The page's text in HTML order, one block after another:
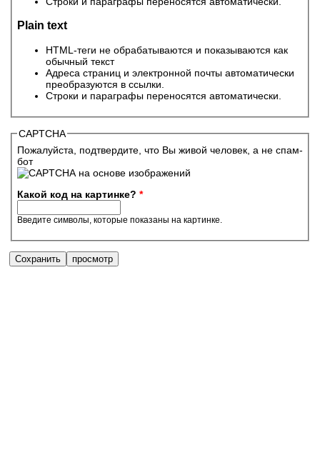
Plain text
HTML-теги не обрабатываются и показываются как
обычный текст
Адреса страниц и электронной почты автоматически
преобразуются в ссылки.
Строки и параграфы переносятся автоматически.
CAPTCHA
Пожалуйста, подтвердите, что Вы живой человек, а не спам-
бот
Какой код на картинке? *
Введите символы, которые показаны на картинке.